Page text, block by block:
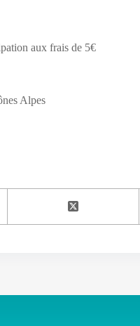
aux frais de 5€
Alpes